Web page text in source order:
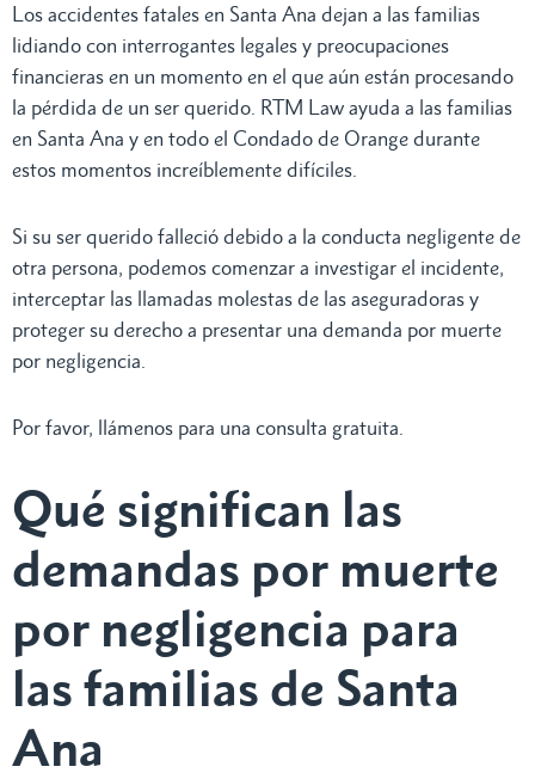
Los accidentes fatales en Santa Ana dejan a las familias
lidiando con interrogantes legales y preocupaciones
financieras en un momento en el que aún están procesando
la pérdida de un ser querido. RTM Law ayuda a las familias
en Santa Ana y en todo el Condado de Orange durante
estos momentos increíblemente difíciles.
Si su ser querido falleció debido a la conducta negligente de
otra persona, podemos comenzar a investigar el incidente,
interceptar las llamadas molestas de las aseguradoras y
proteger su derecho a presentar una demanda por muerte
por negligencia.
Por favor, llámenos para una consulta gratuita.
Qué significan las
demandas por muerte
por negligencia para
las familias de Santa
Ana